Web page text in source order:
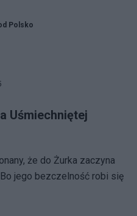
Polsko
Uśmiechniętej
że do Żurka zaczyna
jego bezczelność robi się